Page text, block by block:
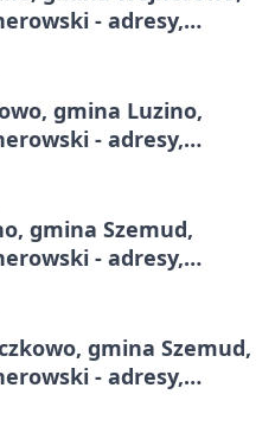
- adresy,
gmina Luzino,
- adresy,
gmina Szemud,
- adresy,
gmina Szemud,
- adresy,